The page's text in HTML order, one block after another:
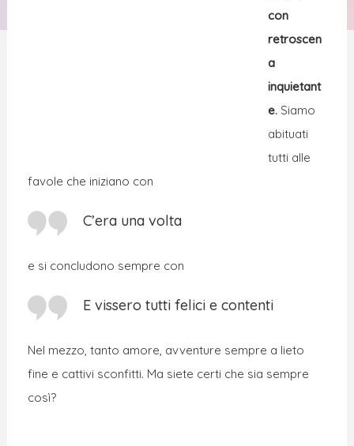
con
retroscen
a
inquietant
e.Siamo
abituati
tutti alle
favole che iniziano con
C’era una volta
e si concludono sempre con
E vissero tutti felici e contenti
Nel mezzo, tanto amore, avventure sempre a lieto
fine e cattivi sconfitti. Ma siete certi che sia sempre
così?